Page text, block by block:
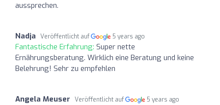
aussprechen.
Nadja Veröffentlicht auf 5 years ago
Fantastische Erfahrung: Super nette
Ernährungsberatung. Wirklich eine Beratung und keine
Belehrung! Sehr zu empfehlen
Angela Meuser Veröffentlicht auf 5 years ago